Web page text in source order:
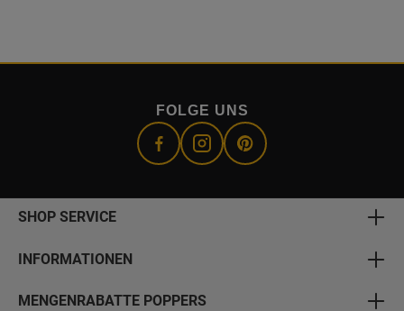
FOLGE UNS
SHOP SERVICE
INFORMATIONEN
MENGENRABATTE POPPERS